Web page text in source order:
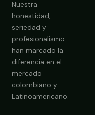
Nuestra
honestidad,
seriedad y
profesionalismo
han marcado la
diferencia en el
mercado
colombiano y
Latinoamericano.